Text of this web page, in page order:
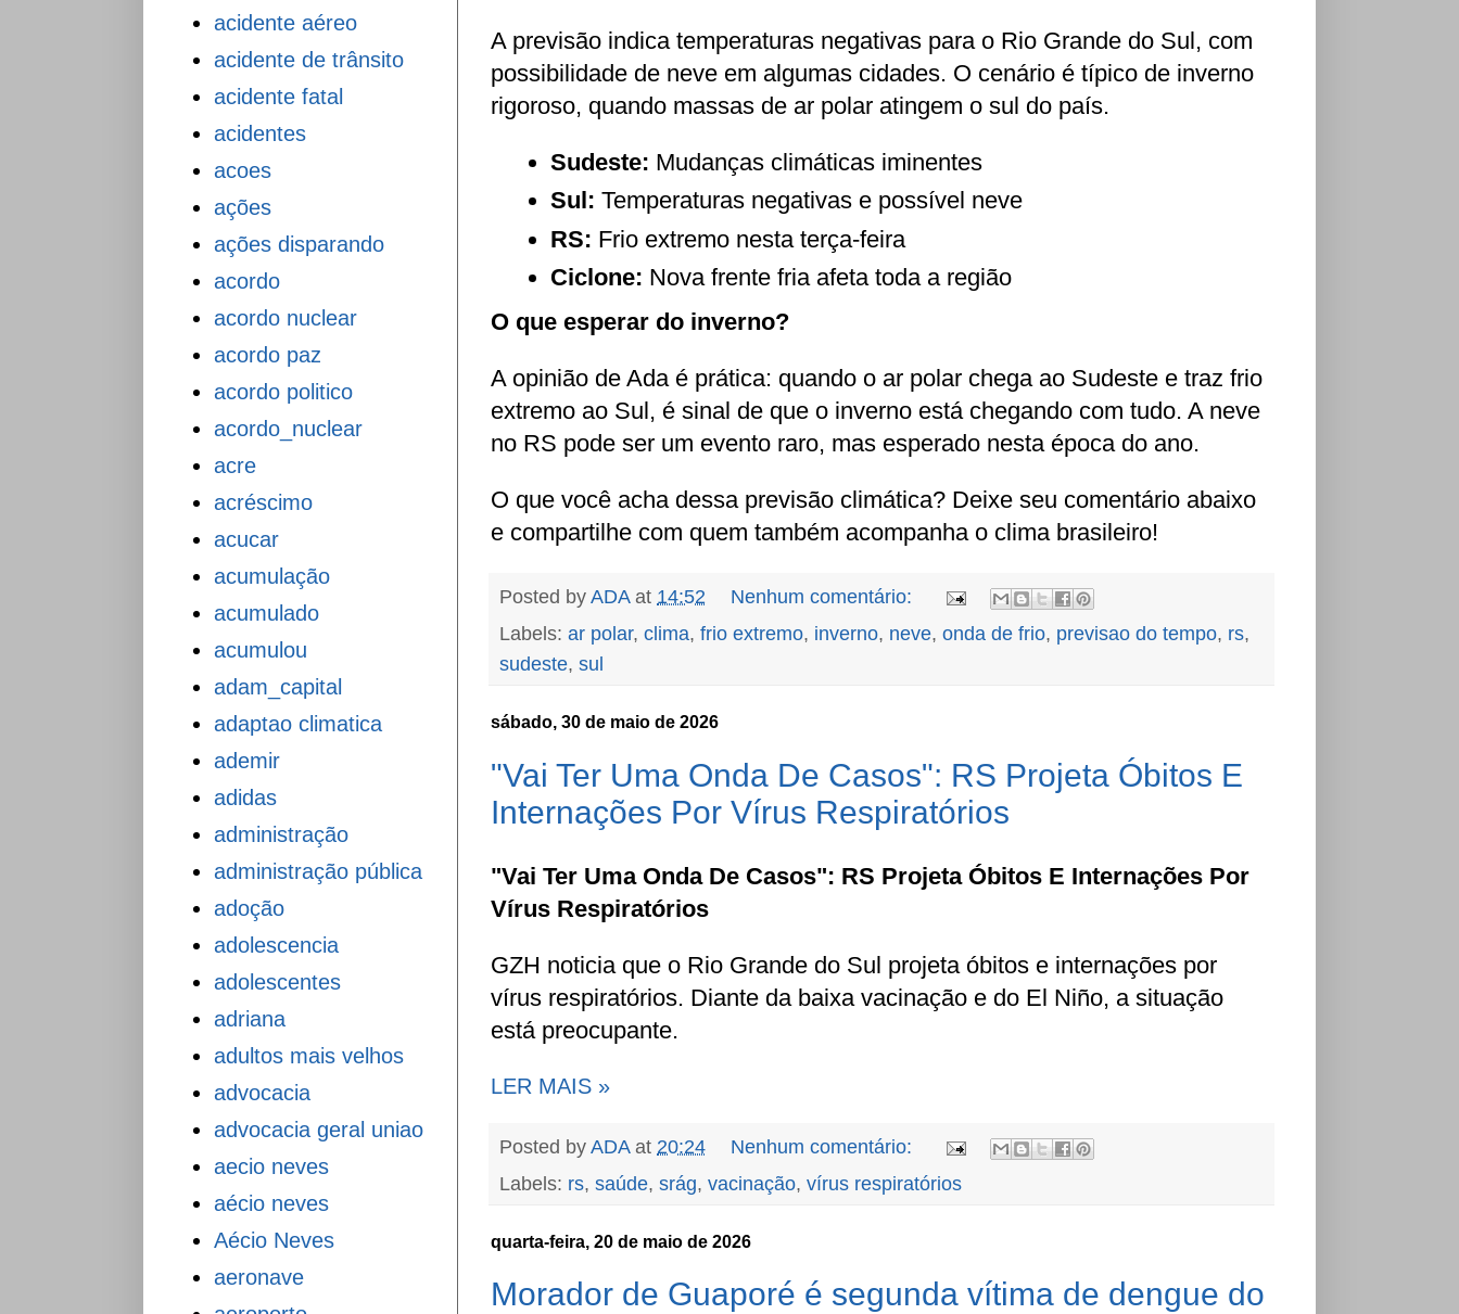
A previsão indica temperaturas negativas para o Rio Grande do Sul, com
possibilidade de neve em algumas cidades. O cenário é típico de inverno
rigoroso, quando massas de ar polar atingem o sul do país.
Sudeste: Mudanças climáticas iminentes
Sul: Temperaturas negativas e possível neve
RS: Frio extremo nesta terça-feira
Ciclone: Nova frente fria afeta toda a região
O que esperar do inverno?
A opinião de Ada é prática: quando o ar polar chega ao Sudeste e traz frio
extremo ao Sul, é sinal de que o inverno está chegando com tudo. A neve
no RS pode ser um evento raro, mas esperado nesta época do ano.
O que você acha dessa previsão climática? Deixe seu comentário abaixo
e compartilhe com quem também acompanha o clima brasileiro!
Posted by ADA at 14:52
Nenhum comentário:
Labels: ar polar, clima, frio extremo, inverno, neve, onda de frio, previsao do tempo, rs,
sudeste, sul
sábado, 30 de maio de 2026
"Vai Ter Uma Onda De Casos": RS Projeta Óbitos E
Internações Por Vírus Respiratórios
"Vai Ter Uma Onda De Casos": RS Projeta Óbitos E Internações Por
Vírus Respiratórios
GZH noticia que o Rio Grande do Sul projeta óbitos e internações por
vírus respiratórios. Diante da baixa vacinação e do El Niño, a situação
está preocupante.
LER MAIS »
Posted by ADA at 20:24
Nenhum comentário:
Labels: rs, saúde, srág, vacinação, vírus respiratórios
quarta-feira, 20 de maio de 2026
Morador de Guaporé é segunda vítima de dengue do
acidente aéreo
acidente de trânsito
acidente fatal
acidentes
acoes
ações
ações disparando
acordo
acordo nuclear
acordo paz
acordo politico
acordo_nuclear
acre
acréscimo
acucar
acumulação
acumulado
acumulou
adam_capital
adaptao climatica
ademir
adidas
administração
administração pública
adoção
adolescencia
adolescentes
adriana
adultos mais velhos
advocacia
advocacia geral uniao
aecio neves
aécio neves
Aécio Neves
aeronave